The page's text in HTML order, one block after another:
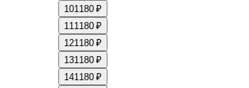
101180 ₽
111180 ₽
121180 ₽
131180 ₽
141180 ₽